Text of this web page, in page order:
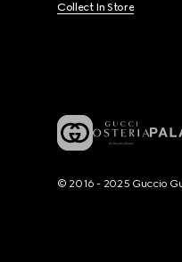
Collect In Store
© 2016 - 2025 Guccio